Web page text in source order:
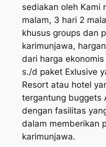
sediakan oleh Kami
malam, 3 hari 2
khusus groups dan
karimunjawa,
dari harga
s./d paket Exlusive
Resort atau hotel
tergantung buggets
dengan fasilitas
dalam memberikan
karimunjawa.